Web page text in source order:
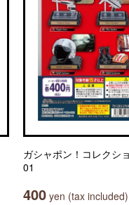
ガシャポン！コレクシ
01
400 yen (tax included)